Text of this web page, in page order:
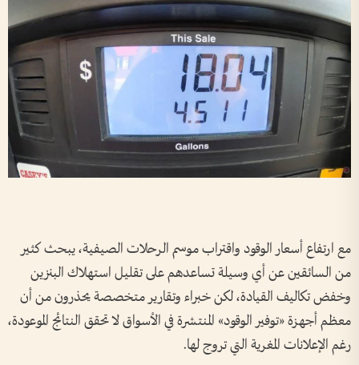
مع ارتفاع أسعار الوقود واقتراب موسم الرحلات الصيفية، يبحث كثير
من السائقين عن أي وسيلة تساعدهم على تقليل استهلاك البنزين
وخفض تكاليف القيادة، لكن خبراء وتقارير متخصصة يحذرون من أن
معظم أجهزة «توفير الوقود» المنتشرة في الأسواق لا تحقق النتائج الموعودة،
رغم الإعلانات المغرية التي تروج لها.